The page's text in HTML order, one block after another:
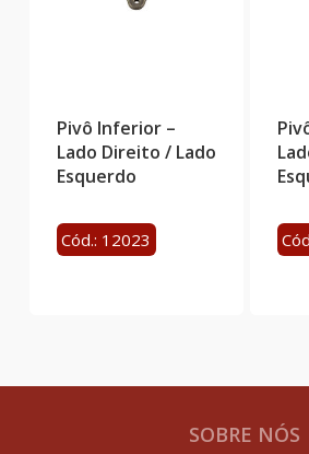
Pivô Inferior –
Lado Direito / Lado
Esquerdo
Cód.: 12023
SOBRE NÓS